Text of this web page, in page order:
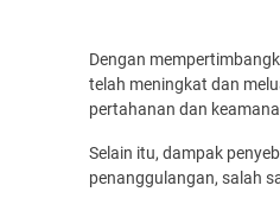
Dengan
telah meningkat dan
pertahanan dan
Selain itu, dampak
penanggulangan, salah